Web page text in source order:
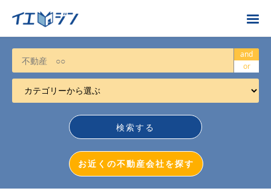
お近くの不動産会社を探す
カテゴリーから選ぶ
不動産売却
and
or
お近くの不動産会社を探す